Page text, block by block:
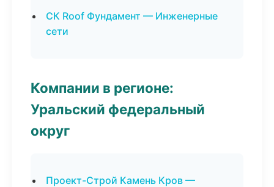
СК Roof Фундамент — Инженерные
сети
Компании в регионе:
Уральский федеральный
округ
Проект-Строй Камень Кров —